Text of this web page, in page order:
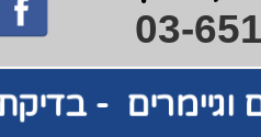
03-
וגיימרים -